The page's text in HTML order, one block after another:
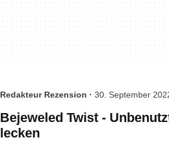
Redakteur Rezension · 30. September
Bejeweled Twist -
lecken